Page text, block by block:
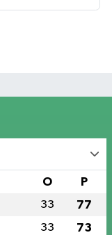
O P
33 77
33 73